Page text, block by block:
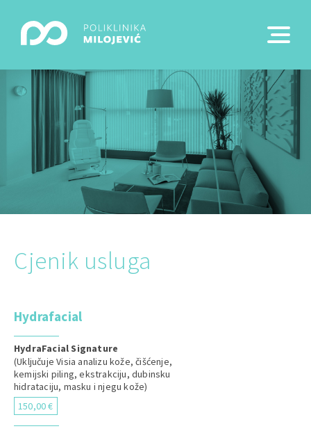
Cjenik usluga
Hydrafacial
HydraFacial Signature
(Uključuje Visia analizu kože, čišćenje,
kemijski piling, ekstrakciju, dubinsku
hidrataciju, masku i njegu kože)
150,00 €